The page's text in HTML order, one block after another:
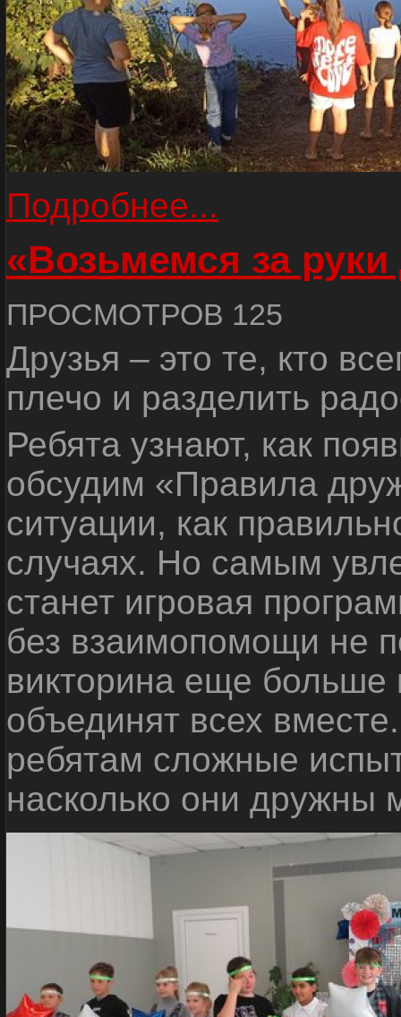
Подробнее...
«Возьмемся за руки
ПРОСМОТРОВ 125
Друзья – это те, кто
плечо и разделить
Ребята узнают, как
обсудим «Правила
ситуации, как
случаях. Но самым
станет игровая
без взаимопомощи не
викторина еще
объединят всех
ребятам сложные
насколько они дружны